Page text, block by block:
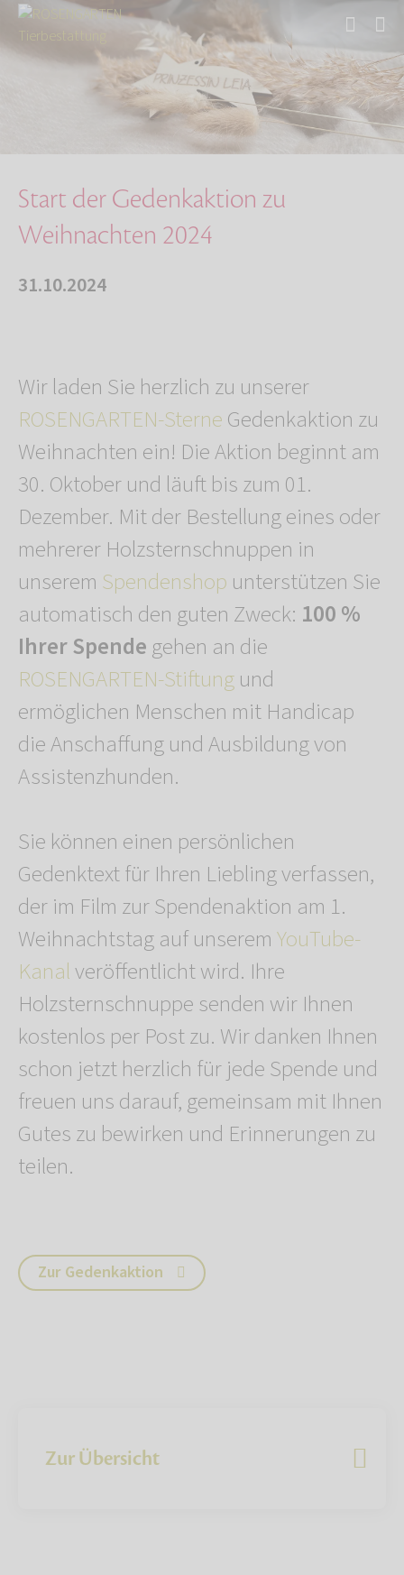
Über uns
Aktuelles
Start der Gedenkaktion zu Weihnachten 2024
Start der Gedenkaktion zu
Weihnachten 2024
31.10.2024
Wir laden Sie herzlich zu unserer
ROSENGARTEN-SterneGedenkaktion zu
Weihnachten ein! Die Aktion beginnt am
30. Oktober und läuft bis zum 01.
Dezember. Mit der Bestellung eines oder
mehrerer Holzsternschnuppen in
unserem Spendenshop unterstützen Sie
automatisch den guten Zweck: 100 %
Ihrer Spendegehen an die
ROSENGARTEN-Stiftungund
ermöglichen Menschen mit Handicap
die Anschaffung und Ausbildung von
Assistenzhunden.
Sie können einen persönlichen
Gedenktext für Ihren Liebling verfassen,
der im Film zur Spendenaktion am 1.
Weihnachtstag auf unseremYouTube-
Kanalveröffentlicht wird. Ihre
Holzsternschnuppe senden wir Ihnen
kostenlos per Post zu. Wir danken Ihnen
schon jetzt herzlich für jede Spende und
freuen uns darauf, gemeinsam mit Ihnen
Gutes zu bewirken und Erinnerungen zu
teilen.
Zur Gedenkaktion
Zur Übersicht